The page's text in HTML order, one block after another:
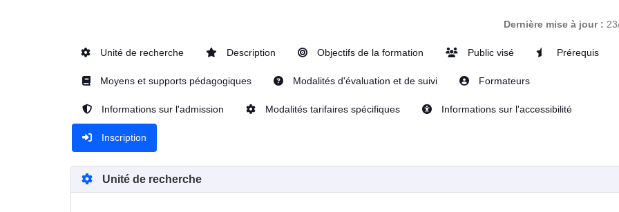
Dernière mise à jour :
Unité de recherche Description Objectifs de la formation Public visé Prérequis
Moyens et supports pédagogiques Modalités d'évaluation et de suivi Formateurs
Informations sur l'admission Modalités tarifaires spécifiques Informations sur l'accessibilité
Inscription
Unité de recherche